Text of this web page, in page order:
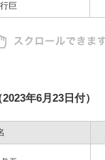
巨
年6月23日付）